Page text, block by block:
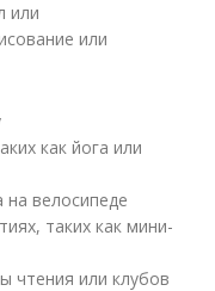
или
или
как йога или
на велосипеде
таких как мини-
чтения или клубов